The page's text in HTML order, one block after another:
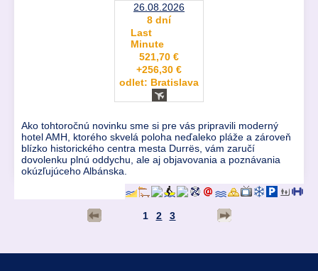
26.08.2026
8 dní
Last
Minute
521,70 €
+256,30 €
odlet: Bratislava
Ako tohtoročnú novinku sme si pre vás pripravili moderný
hotel AMH, ktorého skvelá poloha neďaleko pláže a zároveň
blízko historického centra mesta Durrës, vám zaručí
dovolenku plnú oddychu, ale aj objavovania a poznávania
okúzľujúceho Albánska.
1 2 3